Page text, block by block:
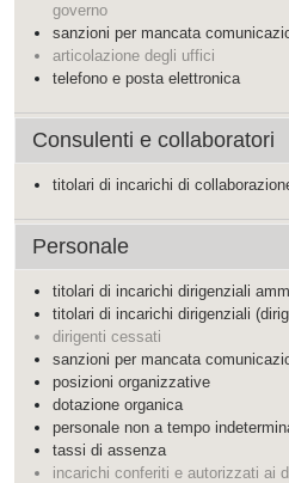
governo
sanzioni per mancata
articolazione degli uffici
telefono e posta elettronica
Consulenti e collaboratori
titolari di incarichi di
Personale
titolari di incarichi dirigenziali
titolari di incarichi dirigenziali
dirigenti cessati
sanzioni per mancata
posizioni organizzative
dotazione organica
personale non a tempo
tassi di assenza
incarichi conferiti e autorizzati ai